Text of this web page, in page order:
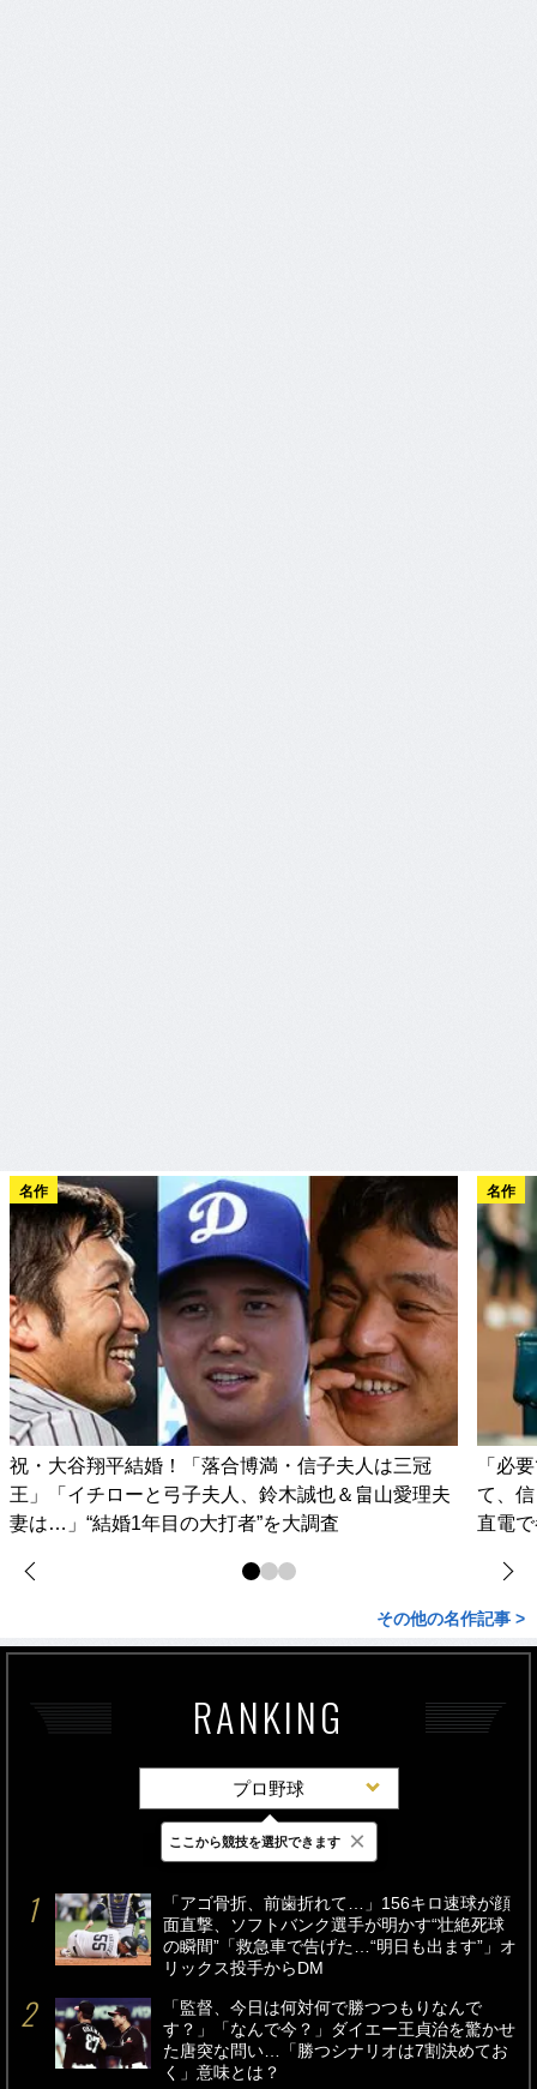
名作
祝・大谷翔平結婚！「落合博満・信子夫人は三冠
王」「イチローと弓子夫人、鈴木誠也＆畠山愛理夫
妻は…」“結婚1年目の大打者”を大調査
名作
「必
て、
直電
その他の名作記事 >
RANKING
プロ野球
最新 24時間 週間
「アゴ骨折、前歯折れて…」156キロ速球が顔
面直撃、ソフトバンク選手が明かす“壮絶死球
の瞬間”「救急車で告げた…“明日も出ます”」オ
リックス投手からDM
「監督、今日は何対何で勝つつもりなんで
す？」「なんで今？」ダイエー王貞治を驚かせ
た唐突な問い…「勝つシナリオは7割決めてお
く」意味とは？
ここから競技を選択できます ×